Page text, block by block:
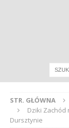
STR. GŁÓWNA
Dziki
Dursztynie